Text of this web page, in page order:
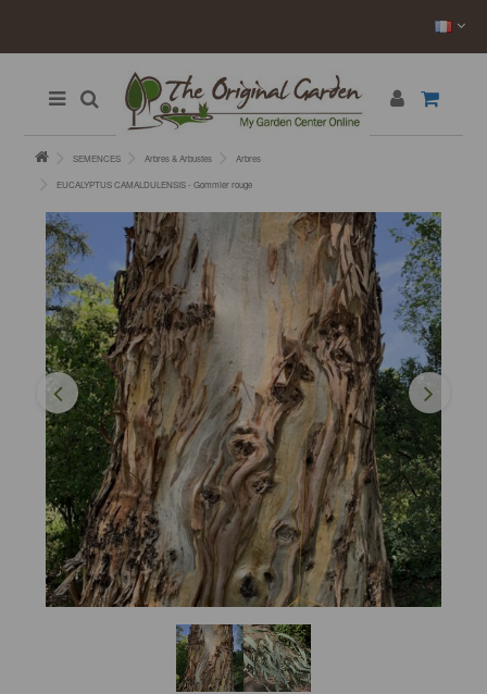
SEMENCES Arbres & Arbustes Arbres
EUCALYPTUS CAMALDULENSIS - Gommier rouge